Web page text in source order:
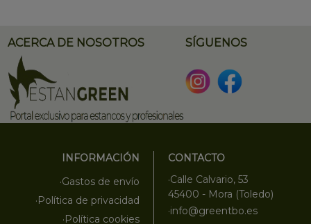
ACERCA DE NOSOTROS SÍGUENOS
INFORMACIÓN
·Gastos de envío
·Política de privacidad
·Política cookies
CONTACTO
·Calle Calvario, 53
45400 - Mora (Toledo)
·info@greentbo.es